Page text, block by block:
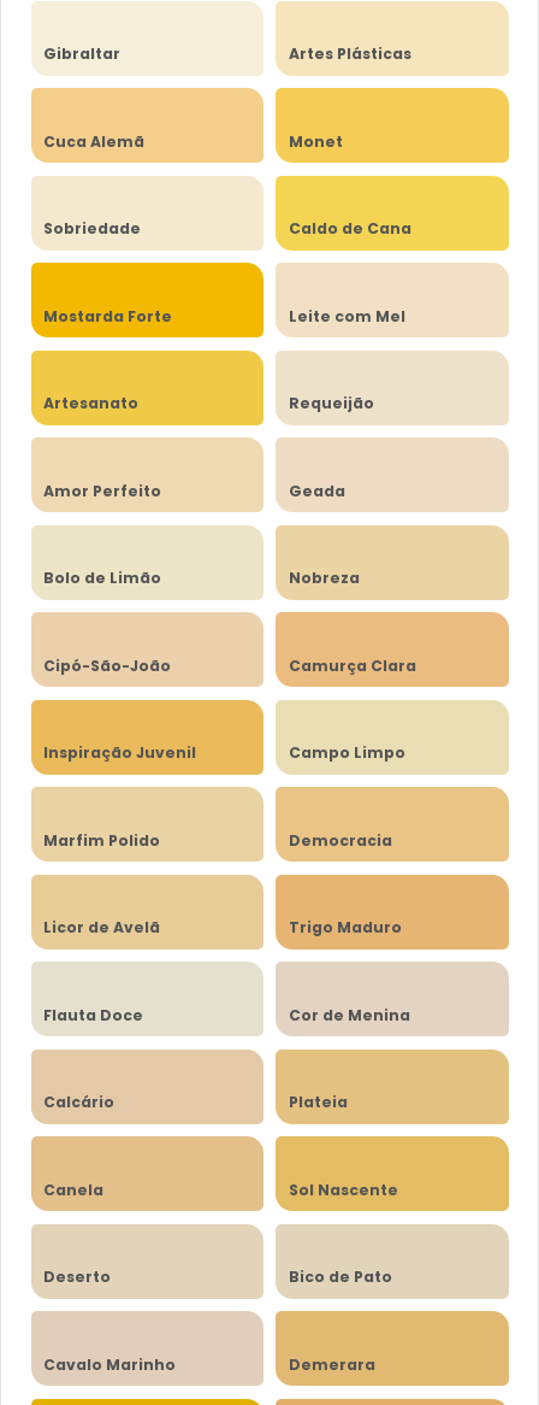
Gibraltar Artes Plásticas
Cuca Alemã Monet
Sobriedade Caldo de Cana
Mostarda Forte Leite com Mel
Artesanato Requeijão
Amor Perfeito Geada
Bolo de Limão Nobreza
Cipó-São-João Camurça Clara
Inspiração Juvenil Campo Limpo
Marfim Polido Democracia
Licor de Avelã Trigo Maduro
Flauta Doce Cor de Menina
Calcário Plateia
Canela Sol Nascente
Deserto Bico de Pato
Cavalo Marinho Demerara